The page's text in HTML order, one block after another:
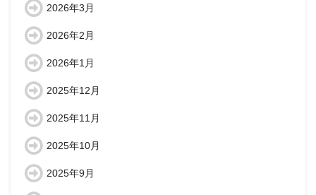
2026年3月
2026年2月
2026年1月
2025年12月
2025年11月
2025年10月
2025年9月